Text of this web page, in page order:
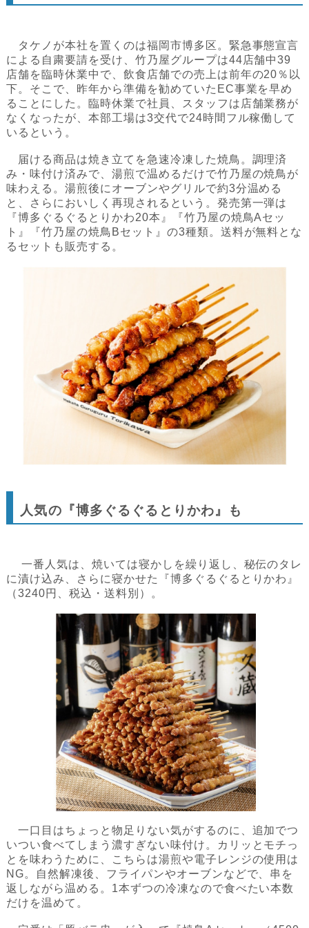
タケノが本社を置くのは福岡市博多区。緊急事態宣言
による自粛要請を受け、竹乃屋グループは44店舗中39
店舗を臨時休業中で、飲食店舗での売上は前年の20％以
下。そこで、昨年から準備を勧めていたEC事業を早め
ることにした。臨時休業で社員、スタッフは店舗業務が
なくなったが、本部工場は3交代で24時間フル稼働して
いるという。
届ける商品は焼き立てを急速冷凍した焼鳥。調理済
み・味付け済みで、湯煎で温めるだけで竹乃屋の焼鳥が
味わえる。湯煎後にオーブンやグリルで約3分温める
と、さらにおいしく再現されるという。発売第一弾は
『博多ぐるぐるとりかわ20本』『竹乃屋の焼鳥Aセッ
ト』『竹乃屋の焼鳥Bセット』の3種類。送料が無料とな
るセットも販売する。
人気の『博多ぐるぐるとりかわ』も
一番人気は、焼いては寝かしを繰り返し、秘伝のタレ
に漬け込み、さらに寝かせた『博多ぐるぐるとりかわ』
（3240円、税込・送料別）。
一口目はちょっと物足りない気がするのに、追加でつ
いつい食べてしまう濃すぎない味付け。カリッとモチっ
とを味わうために、こちらは湯煎や電子レンジの使用は
NG。自然解凍後、フライパンやオーブンなどで、串を
返しながら温める。1本ずつの冷凍なので食べたい本数
だけを温めて。